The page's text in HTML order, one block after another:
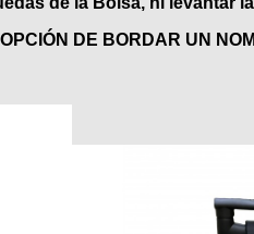
DE BORDAR UN